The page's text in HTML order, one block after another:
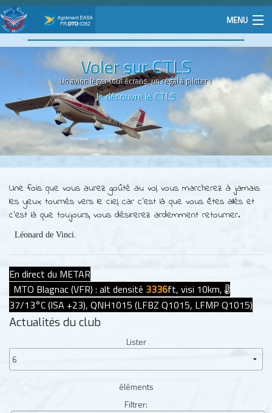
MENU
Le Club
Pilotes
Contact
Rechercher
Voler sur CTLS
Un avion léger tout écrans, un régal à piloter !
Je découvre le CTLS
Une fois que vous aurez goûté au vol, vous marcherez à jamais
les yeux tournés vers le ciel, car c'est là que vous êtes allés et
c'est là que toujours, vous désirerez ardemment retourner.
Léonard de Vinci.
En direct du METAR
i MTO Blagnac (VFR) : alt densité 3336ft, visi 10km,
37/13°C (ISA +23), QNH1015 (LFBZ Q1015, LFMP Q1015)
Actualités du club
Lister
éléments
Filtrer: